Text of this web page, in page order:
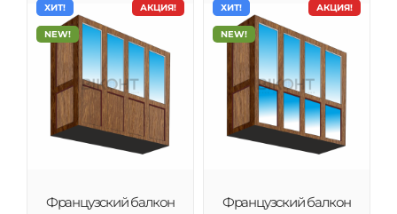
АКЦИЯ!
ХИТ!
NEW!
Французский балкон
АКЦИЯ!
ХИТ!
NEW!
Французский балкон